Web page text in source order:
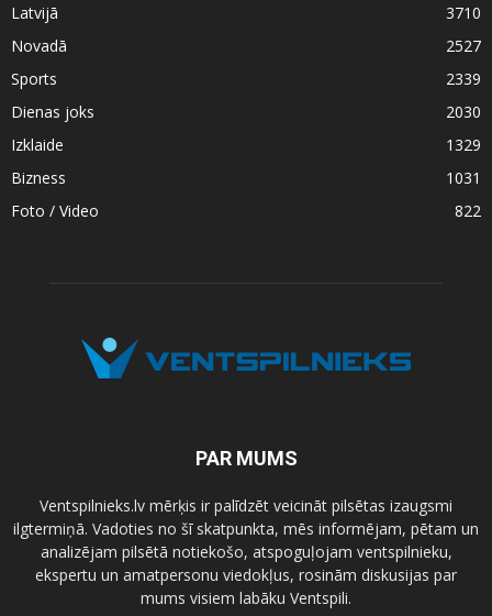
Latvijā
3710
Novadā
2527
Sports
2339
Dienas joks
2030
Izklaide
1329
Bizness
1031
Foto / Video
822
PAR MUMS
Ventspilnieks.lv mērķis ir palīdzēt veicināt pilsētas izaugsmi
ilgtermiņā. Vadoties no šī skatpunkta, mēs informējam, pētam un
analizējam pilsētā notiekošo, atspoguļojam ventspilnieku,
ekspertu un amatpersonu viedokļus, rosinām diskusijas par
mums visiem labāku Ventspili.